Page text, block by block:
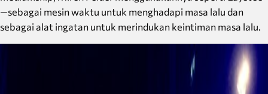
—sebagai mesin waktu untuk menghadapi masa lalu dan
sebagai alat ingatan untuk merindukan keintiman masa lalu.